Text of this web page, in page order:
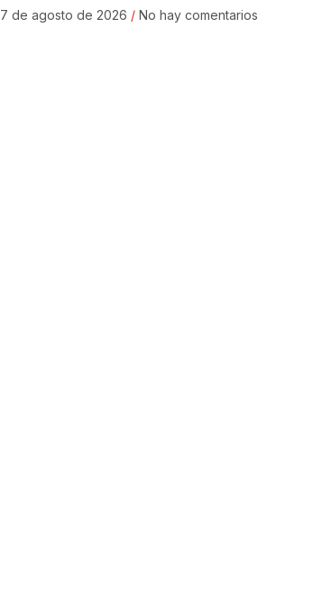
7 de agosto de 2026 No hay comentarios